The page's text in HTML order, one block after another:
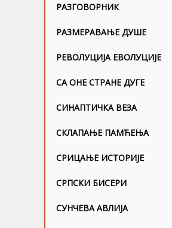
РАЗГОВОРНИК
РАЗМЕРАВАЊЕ ДУШЕ
РЕВОЛУЦИЈА ЕВОЛУЦИЈЕ
СА ОНЕ СТРАНЕ ДУГЕ
СИНАПТИЧКА ВЕЗА
СКЛАПАЊЕ ПАМЋЕЊА
СРИЦАЊЕ ИСТОРИЈЕ
СРПСКИ БИСЕРИ
СУНЧЕВА АВЛИЈА